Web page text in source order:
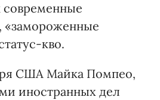
современные
«замороженные
кво.
США Майка Помпео,
иностранных дел